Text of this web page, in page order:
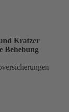
Kratzer
Behebung